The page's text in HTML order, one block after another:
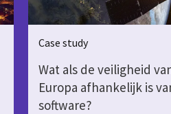
Case study
Wat als de veiligheid
Europa afhankelijk is
software?